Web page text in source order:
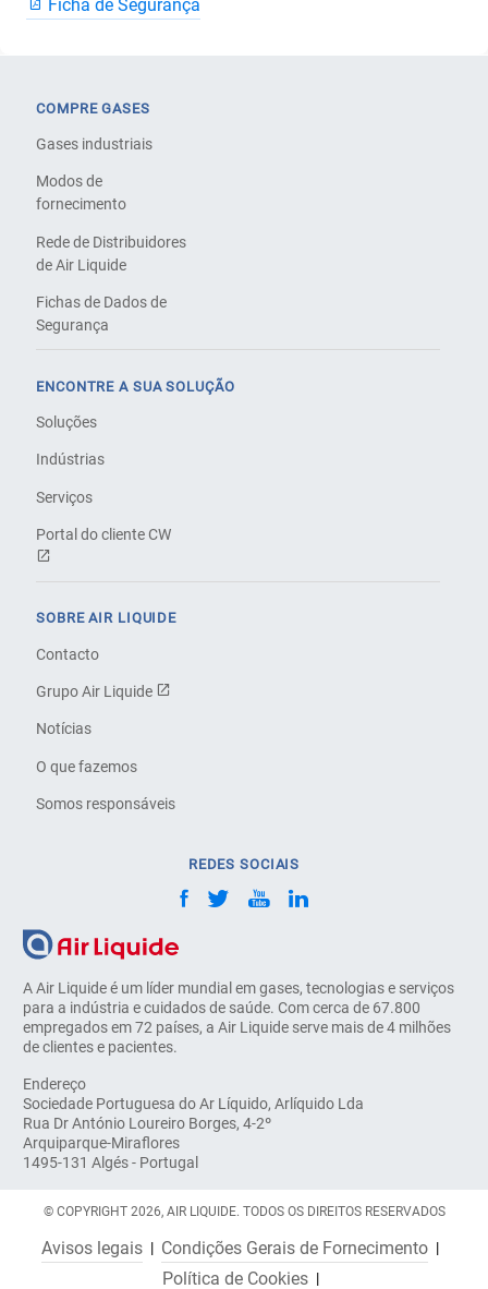
Ficha de Segurança
A Air Liquide é um líder mundial em gases, tecnologias e serviços
para a indústria e cuidados de saúde. Com cerca de 67.800
empregados em 72 países, a Air Liquide serve mais de 4 milhões
de clientes e pacientes.
Endereço
Sociedade Portuguesa do Ar Líquido, Arlíquido Lda
Rua Dr António Loureiro Borges, 4-2º
Arquiparque-Miraflores
1495-131 Algés - Portugal
COMPRE GASES
Gases industriais
Modos de
fornecimento
Rede de Distribuidores
de Air Liquide
Fichas de Dados de
Segurança
ENCONTRE A SUA SOLUÇÃO
Soluções
Indústrias
Serviços
Portal do cliente CW
SOBRE AIR LIQUIDE
Contacto
Grupo Air Liquide
Notícias
O que fazemos
Somos responsáveis
REDES SOCIAIS
© COPYRIGHT 2026, AIR LIQUIDE. TODOS OS DIREITOS RESERVADOS
Avisos legais
Condições Gerais de Fornecimento
Política de Cookies